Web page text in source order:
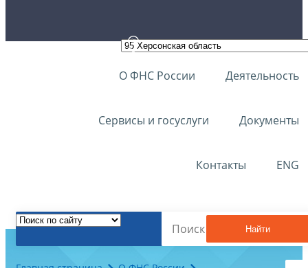
О ФНС России Деятельность
Сервисы и госуслуги Документы
Контакты ENG
Найти